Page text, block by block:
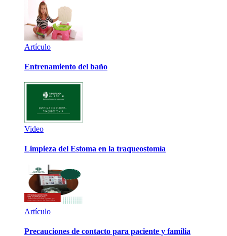
Artículo
Entrenamiento del baño
Video
Limpieza del Estoma en la traqueostomía
Artículo
Precauciones de contacto para paciente y familia